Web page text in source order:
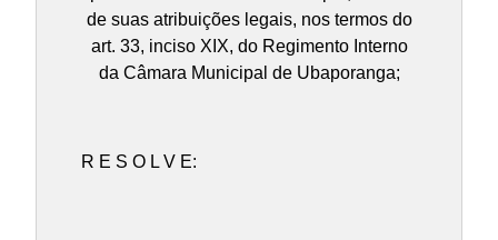
de suas atribuições legais, nos termos do
art. 33, inciso XIX, do Regimento Interno
da Câmara Municipal de Ubaporanga;
R E S O L V E: